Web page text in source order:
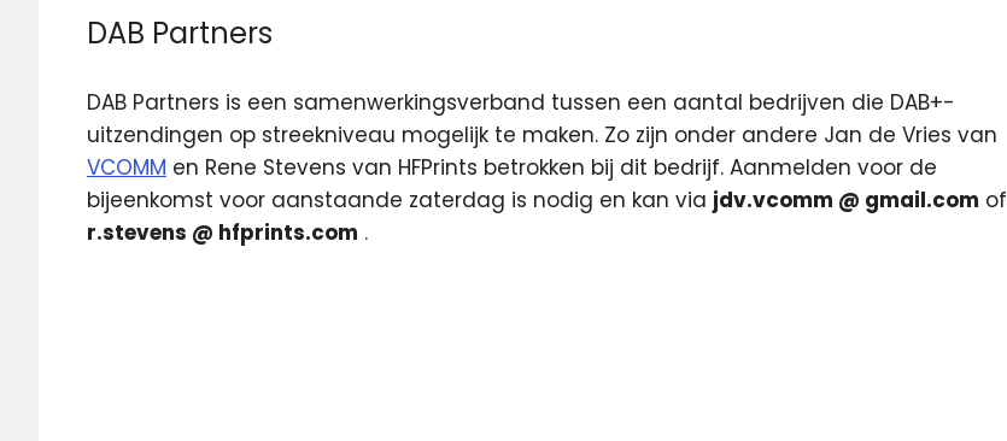
DAB Partners
DAB Partners is een samenwerkingsverband tussen een aantal bedrijven die DAB+-
uitzendingen op streekniveau mogelijk te maken. Zo zijn onder andere Jan de Vries van
VCOMM en Rene Stevens van HFPrints betrokken bij dit bedrijf. Aanmelden voor de
bijeenkomst voor aanstaande zaterdag is nodig en kan via jdv.vcomm @ gmail.com of
r.stevens @ hfprints.com .